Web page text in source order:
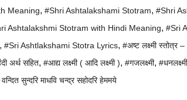
Meaning, #Shri Ashtalakshami Stotram, #Shri
Ashtalakshmi Stotram with Hindi Meaning, #Sri
, #Sri Ashtlakshami Stotra Lyrics, #अष्ट लक्ष्मी
अर्थ सहित, #आद्य लक्ष्मी ( आदि लक्ष्मी ), #गजलक्ष्मी, #धनलक्ष्मी
सुन्दरि माधवि चन्द्र सहोदरि हेममये